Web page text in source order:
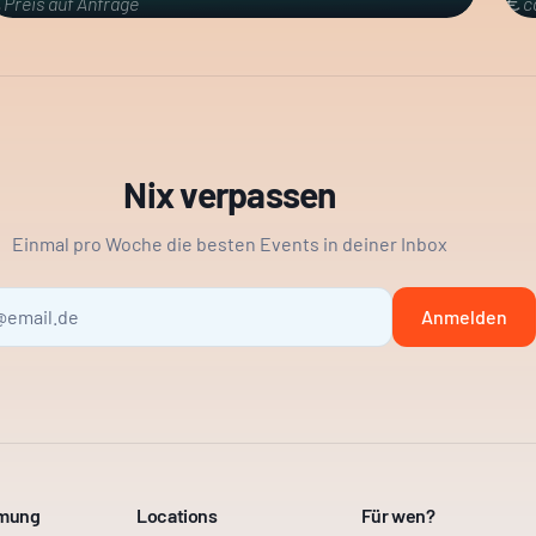
Nix verpassen
Einmal pro Woche die besten Events in deiner Inbox
Anmelden
Locations Für wen?